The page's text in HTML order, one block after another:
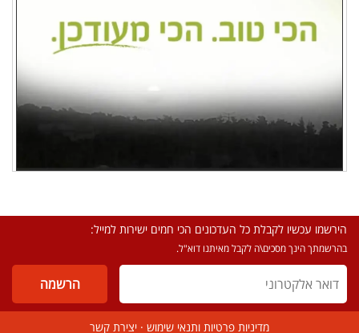
הירשמו עכשיו לקבלת כל העדכונים הכי חמים ישירות למייל:
בהרשמתך הינך מסכים\ה לקבל מאיתנו דוא"ל.
מדיניות פרטיות ותנאי שימוש · יצירת קשר